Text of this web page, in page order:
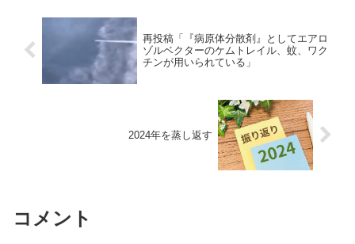
再投稿「『病原体分散剤』としてエアロ
ゾルベクターのケムトレイル、蚊、ワク
チンが用いられている」
2024年を蒸し返す
コメント